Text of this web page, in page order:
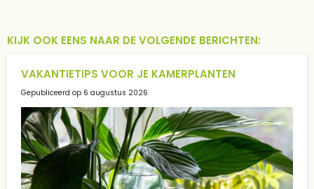
KIJK OOK EENS NAAR DE VOLGENDE BERICHTEN:
VAKANTIETIPS VOOR JE KAMERPLANTEN
Gepubliceerd op 6 augustus 2026